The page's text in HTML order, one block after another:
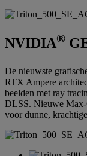
NVIDIA®
De nieuwste
RTX Ampere
beelden met ray
DLSS. Nieuwe
voor dunne,